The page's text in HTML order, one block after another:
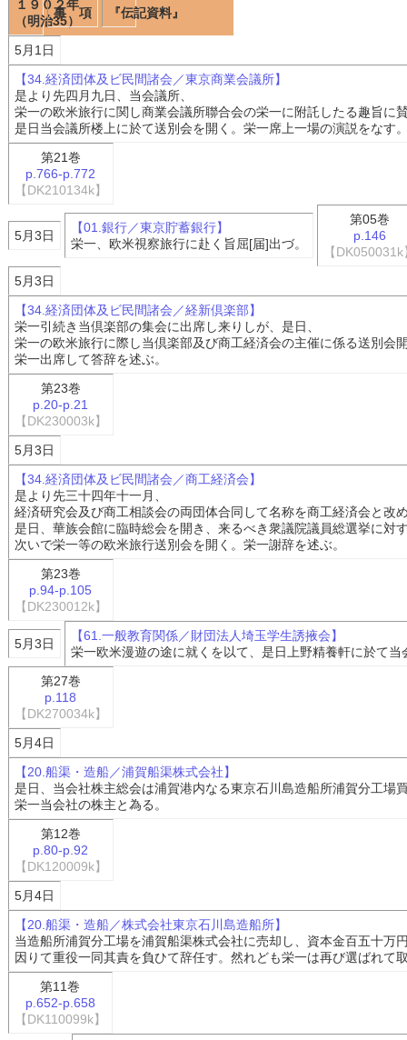
１９０２年
（明治35）
事 項 『伝記資料』
5月1日
【34.経済団体及ビ民間諸会／東京商業会議所】
是より先四月九日、当会議所、
栄一の欧米旅行に関し商業会議所聯合会の栄一に附託したる趣旨に
是日当会議所楼上に於て送別会を開く。栄一席上一場の演説をなす
第21巻
p.766-p.772
【DK210134k】
5月3日
【01.銀行／東京貯蓄銀行】
栄一、欧米視察旅行に赴く旨屈[届]出づ。
第05巻
p.146
【DK050031k
5月3日
【34.経済団体及ビ民間諸会／経新倶楽部】
栄一引続き当倶楽部の集会に出席し来りしが、是日、
栄一の欧米旅行に際し当倶楽部及び商工経済会の主催に係る送別会
栄一出席して答辞を述ぶ。
第23巻
p.20-p.21
【DK230003k】
5月3日
【34.経済団体及ビ民間諸会／商工経済会】
是より先三十四年十一月、
経済研究会及び商工相談会の両団体合同して名称を商工経済会と改
是日、華族会館に臨時総会を開き、来るべき衆議院議員総選挙に対
次いで栄一等の欧米旅行送別会を開く。栄一謝辞を述ぶ。
第23巻
p.94-p.105
【DK230012k】
5月3日
【61.一般教育関係／財団法人埼玉学生誘掖会】
栄一欧米漫遊の途に就くを以て、是日上野精養軒に於て当
第27巻
p.118
【DK270034k】
5月4日
【20.船渠・造船／浦賀船渠株式会社】
是日、当会社株主総会は浦賀港内なる東京石川島造船所浦賀分工場
栄一当会社の株主と為る。
第12巻
p.80-p.92
【DK120009k】
5月4日
【20.船渠・造船／株式会社東京石川島造船所】
当造船所浦賀分工場を浦賀船渠株式会社に売却し、資本金百五十万
因りて重役一同其責を負ひて辞任す。然れども栄一は再び選ばれて
第11巻
p.652-p.658
【DK110099k】